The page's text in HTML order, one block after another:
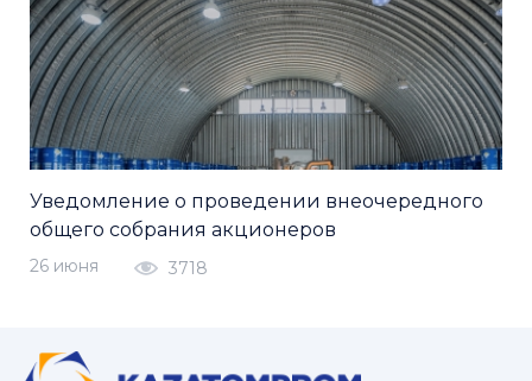
Уведомление о проведении внеочередного
общего собрания акционеров
26 июня 3718